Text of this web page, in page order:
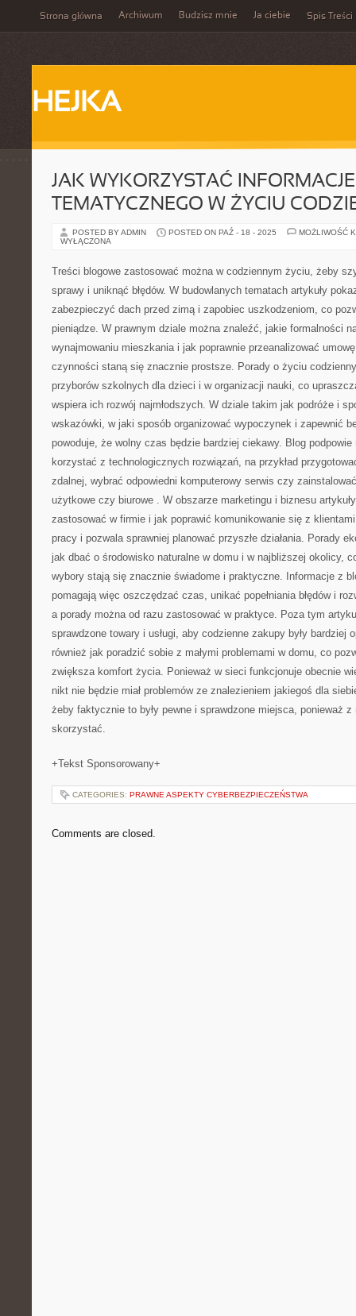
Strona główna Archiwum Budzisz mnie Ja ciebie Spis Treści
HEJKA
JAK WYKORZYSTAĆ
TEMATYCZNEGO W ŻYCIU
POSTED BY ADMIN POSTED ON PAŹ - 18 - 2025
MOŻLIWOŚĆ
WYŁĄCZONA
Treści blogowe zastosować można w codziennym życiu, żeby
sprawy i uniknąć błędów. W budowlanych tematach artykuły
zabezpieczyć dach przed zimą i zapobiec uszkodzeniom, co
pieniądze. W prawnym dziale można znaleźć, jakie formalności
wynajmowaniu mieszkania i jak poprawnie przeanalizować
czynności staną się znacznie prostsze. Porady o życiu
przyborów szkolnych dla dzieci i w organizacji nauki, co
wspiera ich rozwój najmłodszych. W dziale takim jak podróże i
wskazówki, w jaki sposób organizować wypoczynek i zapewnić
powoduje, że wolny czas będzie bardziej ciekawy. Blog
korzystać z technologicznych rozwiązań, na przykład
zdalnej, wybrać odpowiedni komputerowy serwis czy
użytkowe czy biurowe . W obszarze marketingu i biznesu
zastosować w firmie i jak poprawić komunikowanie się z
pracy i pozwala sprawniej planować przyszłe działania. Porady
jak dbać o środowisko naturalne w domu i w najbliższej okolicy,
wybory stają się znacznie świadome i praktyczne. Informacje z
pomagają więc oszczędzać czas, unikać popełniania błędów i
a porady można od razu zastosować w praktyce. Poza tym
sprawdzone towary i usługi, aby codzienne zakupy były bardziej
również jak poradzić sobie z małymi problemami w domu, co
zwiększa komfort życia. Ponieważ w sieci funkcjonuje obecnie
nikt nie będzie miał problemów ze znalezieniem jakiegoś dla
żeby faktycznie to były pewne i sprawdzone miejsca, ponieważ
skorzystać.
+Tekst Sponsorowany+
CATEGORIES: PRAWNE ASPEKTY CYBERBEZPIECZEŃSTWA
Comments are closed.